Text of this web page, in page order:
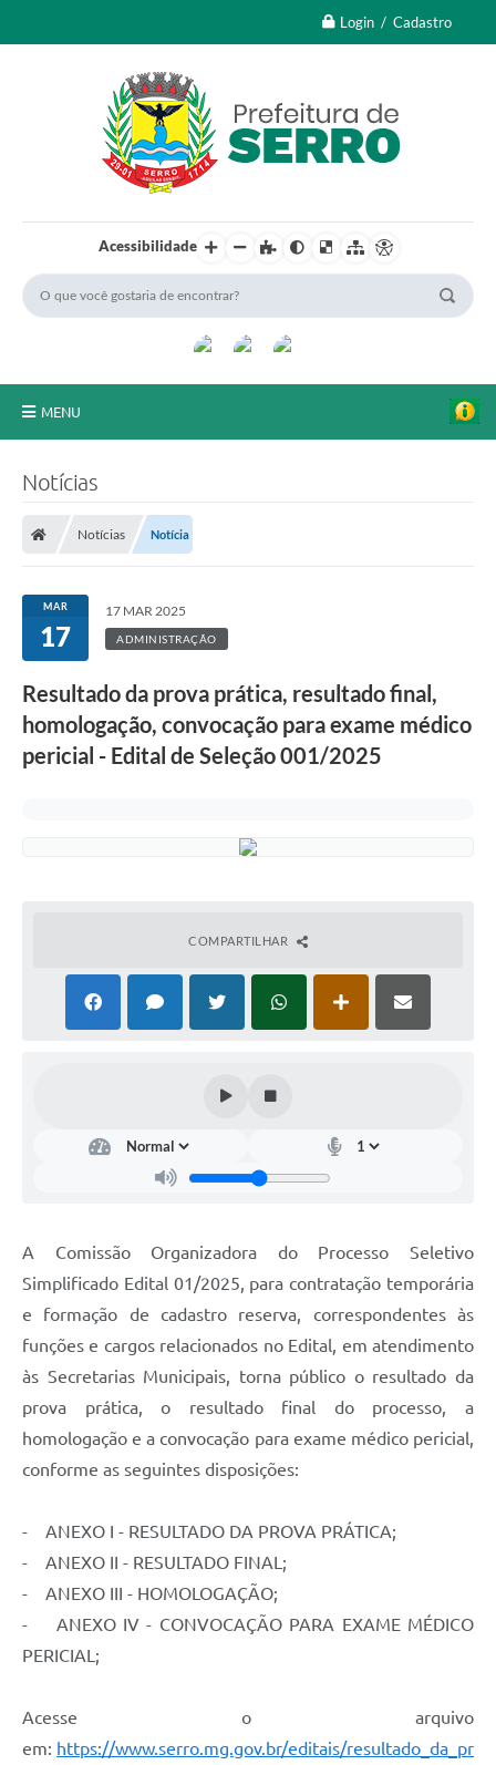
Login / Cadastro
Acessibilidade
MENU
Transparência Pública
Processo Seletivo/Concurso Público
Taxas de Inscrição/Guia de Arrecadação / Tributos
Online
Plano Diretor Participativo de Serro/MG
Planejamento e Orçamento Público: PPA - LOA -
LDO
Sala Mineira do Empreendedor de Serro/MG
Turismo
Emissão de Contracheque
Chamamento Público
Arquivos para Download
SIC
Jornal
Covid -19 em Serro
Audiências Públicas
Galeria de Vídeos
Telefones Úteis
Diário Oficial
Contratos, Convênios e Publicações MROSC
Notícias
Notícias Notícia
MAR
17
17 MAR 2025
ADMINISTRAÇÃO
Resultado da prova prática, resultado final,
homologação, convocação para exame médico
pericial - Edital de Seleção 001/2025
COMPARTILHAR
A Comissão Organizadora do Processo Seletivo
Simplificado Edital 01/2025, para contratação temporária
e formação de cadastro reserva, correspondentes às
funções e cargos relacionados no Edital, em atendimento
às Secretarias Municipais, torna público o resultado da
prova prática, o resultado final do processo, a
homologação e a convocação para exame médico pericial,
conforme as seguintes disposições:
- ANEXO I - RESULTADO DA PROVA PRÁTICA;
- ANEXO II - RESULTADO FINAL;
- ANEXO III - HOMOLOGAÇÃO;
- ANEXO IV - CONVOCAÇÃO PARA EXAME MÉDICO
PERICIAL;
Acesse o arquivo
em: https://www.serro.mg.gov.br/editais/resultado_da_pr